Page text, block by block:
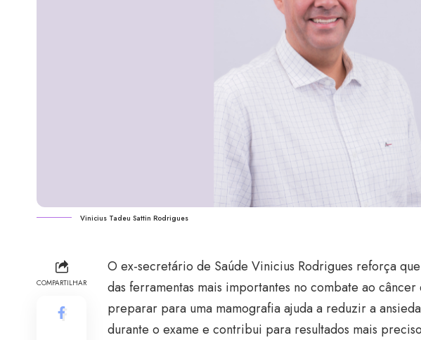
Vinicius Tadeu Sattin Rodrigues
COMPARTILHAR
O ex-secretário de Saúde Vinicius Rodrigues reforça
das ferramentas mais importantes no combate ao
preparar para uma mamografia ajuda a reduzir a
durante o exame e contribui para resultados mais